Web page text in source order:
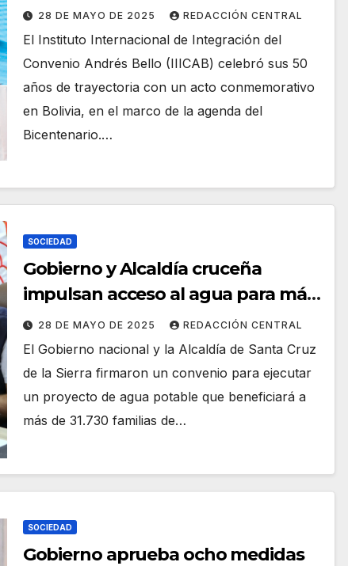
28 DE MAYO DE 2025 REDACCIÓN CENTRAL
El Instituto Internacional de Integración del
Convenio Andrés Bello (IIICAB) celebró sus 50
años de trayectoria con un acto conmemorativo
en Bolivia, en el marco de la agenda del
Bicentenario.…
SOCIEDAD
Gobierno y Alcaldía cruceña
impulsan acceso al agua para más
de 31 mil familias
28 DE MAYO DE 2025 REDACCIÓN CENTRAL
El Gobierno nacional y la Alcaldía de Santa Cruz
de la Sierra firmaron un convenio para ejecutar
un proyecto de agua potable que beneficiará a
más de 31.730 familias de…
SOCIEDAD
Gobierno aprueba ocho medidas